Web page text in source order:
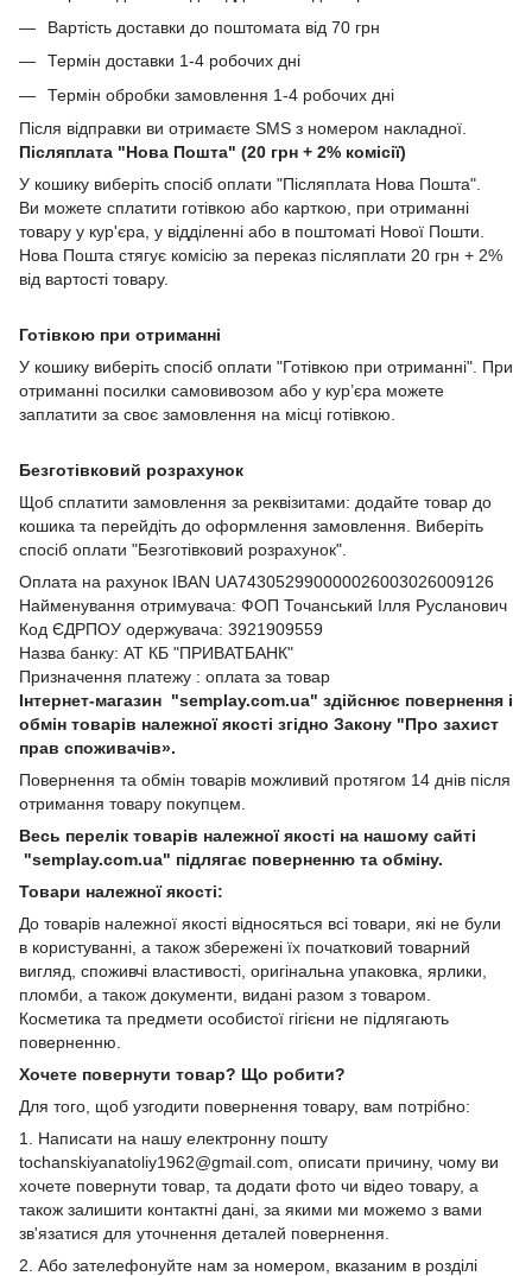
Вартість доставки до поштомата від 70 грн
Термін доставки 1-4 робочих дні
Термін обробки замовлення 1-4 робочих дні
Після відправки ви отримаєте SMS з номером накладної.
Післяплата "Нова Пошта" (20 грн + 2% комісії)
У кошику виберіть спосіб оплати "Післяплата Нова Пошта".
Ви можете сплатити готівкою або карткою, при отриманні
товару у кур'єра, у відділенні або в поштоматі Нової Пошти.
Нова Пошта стягує комісію за переказ післяплати 20 грн + 2%
від вартості товару.
Готівкою при отриманні
У кошику виберіть спосіб оплати "Готівкою при отриманні". При
отриманні посилки самовивозом або у кур’єра можете
заплатити за своє замовлення на місці готівкою.
Безготівковий розрахунок
Щоб сплатити замовлення за реквізитами: додайте товар до
кошика та перейдіть до оформлення замовлення. Виберіть
спосіб оплати "Безготівковий розрахунок".
Оплата на рахунок IBAN UA743052990000026003026009126
Найменування отримувача: ФОП Точанський Ілля Русланович
Код ЄДРПОУ одержувача: 3921909559
Назва банку: АТ КБ "ПРИВАТБАНК"
Призначення платежу : оплата за товар
Інтернет-магазин "semplay.com.ua" здійснює повернення і
обмін товарів належної якості згідно Закону "Про захист
прав споживачів».
Повернення та обмін товарів можливий протягом 14 днів після
отримання товару покупцем.
Весь перелік товарів належної якості на нашому сайті
"semplay.com.ua" підлягає поверненню та обміну.
Товари належної якості:
До товарів належної якості відносяться всі товари, які не були
в користуванні, а також збережені їх початковий товарний
вигляд, споживчі властивості, оригінальна упаковка, ярлики,
пломби, а також документи, видані разом з товаром.
Косметика та предмети особистої гігієни не підлягають
поверненню.
Хочете повернути товар? Що робити?
Для того, щоб узгодити повернення товару, вам потрібно:
1. Написати на нашу електронну пошту
tochanskiyanatoliy1962@gmail.com, описати причину, чому ви
хочете повернути товар, та додати фото чи відео товару, а
також залишити контактні дані, за якими ми можемо з вами
зв'язатися для уточнення деталей повернення.
2. Або зателефонуйте нам за номером, вказаним в розділі